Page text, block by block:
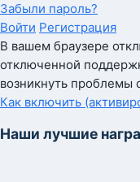
Забыли пароль?
Войти Регистрация
В вашем браузере
отключенной
возникнуть проблемы
Как включить
Наши лучшие